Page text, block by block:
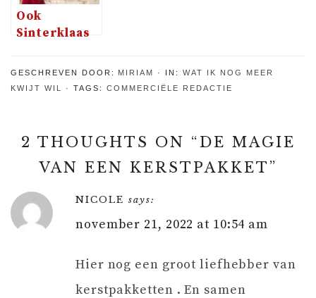
Ook
Sinterklaas
lenzen
GESCHREVEN DOOR: MIRIAM IN: WAT IK NOG MEER
KWIJT WIL
TAGS: COMMERCIËLE REDACTIE
2 THOUGHTS ON “DE MAGIE
VAN EEN KERSTPAKKET ”
NICOLE says:
november 21, 2022 at 10:54 am
Hier nog een groot liefhebber van
kerstpakketten . En samen